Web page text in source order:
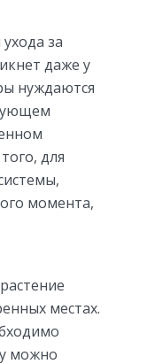
за
даже у
нуждаются
для
момента,
местах.
можно